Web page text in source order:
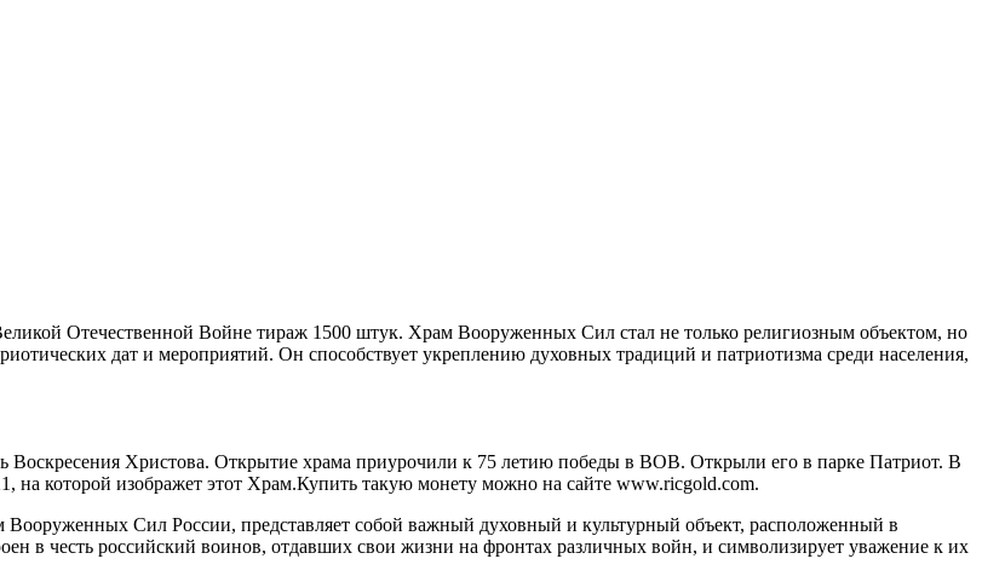
Отечественной Войне тираж 1500 штук. Храм Вооруженных Сил стал не только религиозным объектом, но
дат и мероприятий. Он способствует укреплению духовных традиций и патриотизма среди населения,
Христова. Открытие храма приурочили к 75 летию победы в ВОВ. Открыли его в парке Патриот. В
на которой изображет этот Храм.Купить такую монету можно на сайте www.ricgold.com.
Сил России, представляет собой важный духовный и культурный объект, расположенный в
в честь российский воинов, отдавших свои жизни на фронтах различных войн, и символизирует уважение к их